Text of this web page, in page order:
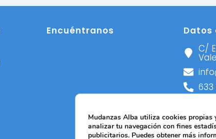
Encuéntranos
C/
633
Mudanzas Alba utiliza cookies propias
analizar tu navegación con fines
publicitarios. Puedes obtener más